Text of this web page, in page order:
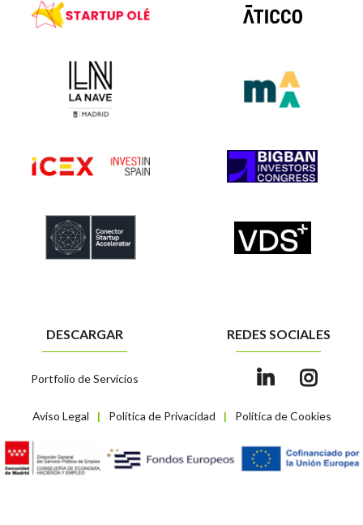
Aviso Legal | Política de Privacidad | Política de Cookies
DESCARGAR
Portfolio de Servicios
REDES SOCIALES